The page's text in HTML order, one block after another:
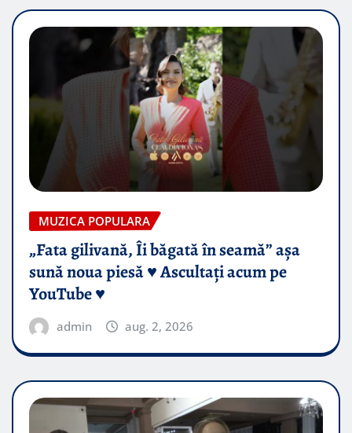
MUZICA POPULARA
„Fata gilivană, Îi băgată în seamă” așa
sună noua piesă ♥️ Ascultați acum pe
YouTube ♥️
admin aug. 2, 2026